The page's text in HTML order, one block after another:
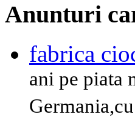
Anunturi
fabrica
ani pe piata